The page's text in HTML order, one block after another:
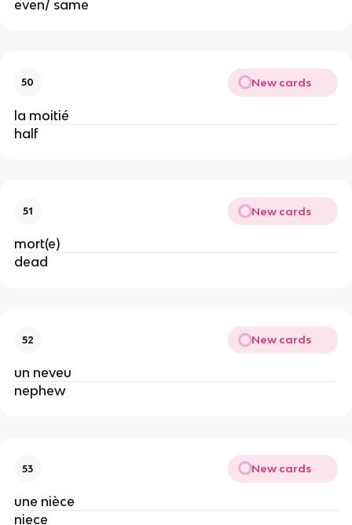
even/ same
50 New cards
la moitié
half
51 New cards
mort(e)
dead
52 New cards
un neveu
nephew
53 New cards
une nièce
niece